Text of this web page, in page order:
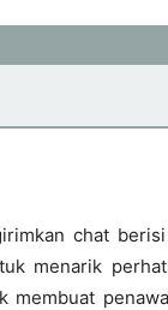
chat
menarik
membuat